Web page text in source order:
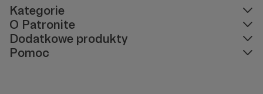
Kategorie
O Patronite
Dodatkowe produkty
Pomoc